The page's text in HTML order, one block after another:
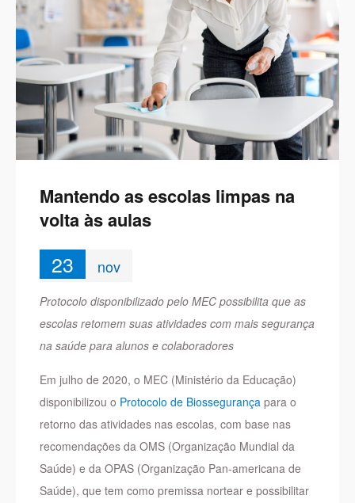
Mantendo as escolas limpas na
volta às aulas
23 nov
Protocolo disponibilizado pelo MEC possibilita que as
escolas retomem suas atividades com mais segurança
na saúde para alunos e colaboradores
Em julho de 2020, o MEC (Ministério da Educação)
disponibilizou o Protocolo de Biossegurança para o
retorno das atividades nas escolas, com base nas
recomendações da OMS (Organização Mundial da
Saúde) e da OPAS (Organização Pan-americana de
Saúde), que tem como premissa nortear e possibilitar